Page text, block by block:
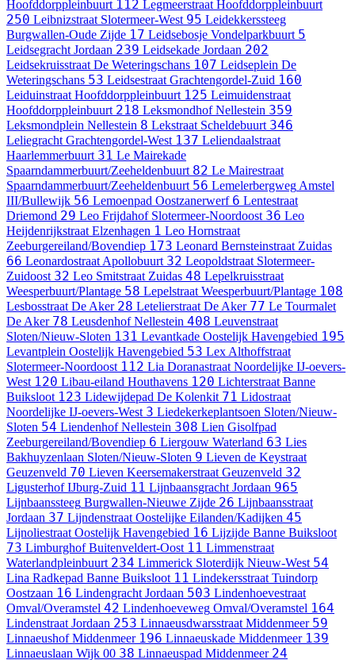
Hoofddorppleinbuurt 112 Legmeerstraat Hoofddorppleinbuurt
250 Leibnizstraat Slotermeer-West 95 Leidekkerssteeg
Burgwallen-Oude Zijde 17 Leidsebosje Vondelparkbuurt 5
Leidsegracht Jordaan 239 Leidsekade Jordaan 202
Leidsekruisstraat De Weteringschans 107 Leidseplein De
Weteringschans 53 Leidsestraat Grachtengordel-Zuid 160
Leiduinstraat Hoofddorppleinbuurt 125 Leimuidenstraat
Hoofddorppleinbuurt 218 Leksmondhof Nellestein 359
Leksmondplein Nellestein 8 Lekstraat Scheldebuurt 346
Leliegracht Grachtengordel-West 137 Leliendaalstraat
Haarlemmerbuurt 31 Le Mairekade
Spaarndammerbuurt/Zeeheldenbuurt 82 Le Mairestraat
Spaarndammerbuurt/Zeeheldenbuurt 56 LemelerbergwegAmstel
III/Bullewijk 56 Lemoenpad Oostzanerwerf 6 Lentestraat
Driemond 29 Leo Frijdahof Slotermeer-Noordoost 36 Leo
Heijdenrijkstraat Elzenhagen 1 Leo Hornstraat
Zeeburgereiland/Bovendiep 173 Leonard Bernsteinstraat Zuidas
66 LeonardostraatApollobuurt 32 Leopoldstraat Slotermeer-
Zuidoost 32 Leo Smitstraat Zuidas 48 Lepelkruisstraat
Weesperbuurt/Plantage 58 Lepelstraat Weesperbuurt/Plantage 108
Lesbosstraat De Aker 28 Letelierstraat De Aker 77 Le Tourmalet
De Aker 78 Leusdenhof Nellestein 408 Leuvenstraat
Sloten/Nieuw-Sloten 131 Levantkade Oostelijk Havengebied 195
Levantplein Oostelijk Havengebied 53 Lex Althoffstraat
Slotermeer-Noordoost 112 Lia Doranastraat Noordelijke IJ-oevers-
West 120 Libau-eiland Houthavens 120 Lichterstraat Banne
Buiksloot 123 Lidewijdepad De Kolenkit 71 Lidostraat
Noordelijke IJ-oevers-West 3 Liedekerkeplantsoen Sloten/Nieuw-
Sloten 54 Liendenhof Nellestein 308 Lien Gisolfpad
Zeeburgereiland/Bovendiep 6 Liergouw Waterland 63 Lies
Bakhuyzenlaan Sloten/Nieuw-Sloten 9 Lieven de Keystraat
Geuzenveld 70 Lieven Keersemakerstraat Geuzenveld 32
Ligusterhof IJburg-Zuid 11 Lijnbaansgracht Jordaan 965
Lijnbaanssteeg Burgwallen-Nieuwe Zijde 26 Lijnbaansstraat
Jordaan 37 Lijndenstraat Oostelijke Eilanden/Kadijken 45
Lijnoliestraat Oostelijk Havengebied 16 Lijzijde Banne Buiksloot
73 Limburghof Buitenveldert-Oost 11 Limmenstraat
Waterlandpleinbuurt 234 Limmerick Sloterdijk Nieuw-West 54
Lina Radkepad Banne Buiksloot 11 Lindekersstraat Tuindorp
Oostzaan 16 Lindengracht Jordaan 503 Lindenhoevestraat
Omval/Overamstel 42 Lindenhoeveweg Omval/Overamstel 164
Lindenstraat Jordaan 253 Linnaeusdwarsstraat Middenmeer 59
Linnaeushof Middenmeer 196 Linnaeuskade Middenmeer 139
Linnaeuslaan Wijk 00 38 Linnaeuspad Middenmeer 24